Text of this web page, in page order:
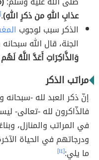
عذابِ اللهِ من ذكرِ اللهِ).[١٢]
الذكر سبب لوجوب
الجنة، قال الله
وَالذَّاكِرَاتِ أَعَدَّ اللَّهُ
مراتب الذكر
إنّ ذكر العبد لله -
فالذّاكرون لله -تعالى-
في المراتب والمنازل،
ودرجاتهم في الحياة
ما يلي:[١٤]